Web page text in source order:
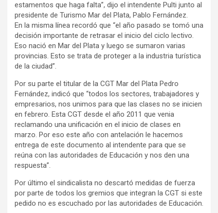
estamentos que haga falta”, dijo el intendente Pulti junto al
presidente de Turismo Mar del Plata, Pablo Fernández.
En la misma línea recordó que “el año pasado se tomó una
decisión importante de retrasar el inicio del ciclo lectivo.
Eso nació en Mar del Plata y luego se sumaron varias
provincias. Esto se trata de proteger a la industria turística
de la ciudad”.
Por su parte el titular de la CGT Mar del Plata Pedro
Fernández, indicó que “todos los sectores, trabajadores y
empresarios, nos unimos para que las clases no se inicien
en febrero. Esta CGT desde el año 2011 que venia
reclamando una unificación en el inicio de clases en
marzo. Por eso este año con antelación le hacemos
entrega de este documento al intendente para que se
reúna con las autoridades de Educación y nos den una
respuesta”.
Por último el sindicalista no descartó medidas de fuerza
por parte de todos los gremios que integran la CGT si este
pedido no es escuchado por las autoridades de Educación.